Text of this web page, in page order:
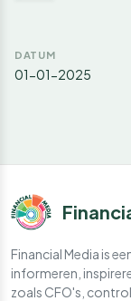
DATUM
01-01-2025
Financial Media is
informeren,
zoals CFO's,